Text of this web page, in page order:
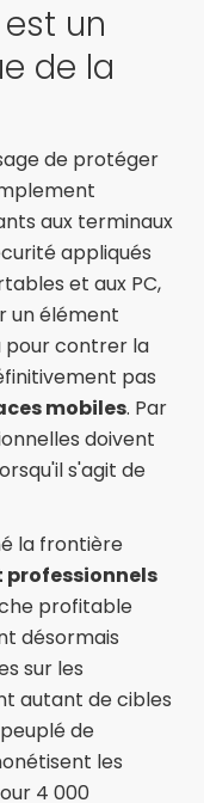
un
de la
de protéger
aux terminaux
appliqués
et aux PC,
un élément
pour contrer la
pas
mobiles. Par
doivent
s'agit de
la frontière
professionnels
profitable
désormais
sur les
autant de cibles
de
les
4 000